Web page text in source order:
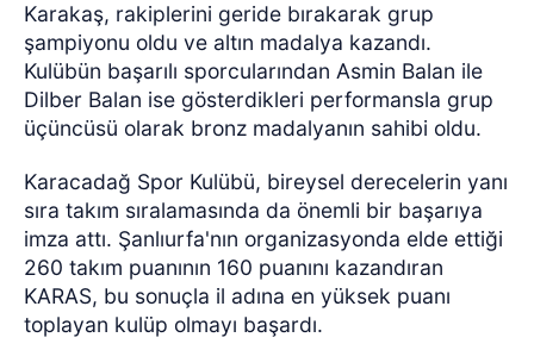
Karakaş, rakiplerini geride bırakarak grup
şampiyonu oldu ve altın madalya kazandı.
Kulübün başarılı sporcularından Asmin Balan ile
Dilber Balan ise gösterdikleri performansla grup
üçüncüsü olarak bronz madalyanın sahibi oldu.
Karacadağ Spor Kulübü, bireysel derecelerin yanı
sıra takım sıralamasında da önemli bir başarıya
imza attı. Şanlıurfa'nın organizasyonda elde ettiği
260 takım puanının 160 puanını kazandıran
KARAS, bu sonuçla il adına en yüksek puanı
toplayan kulüp olmayı başardı.